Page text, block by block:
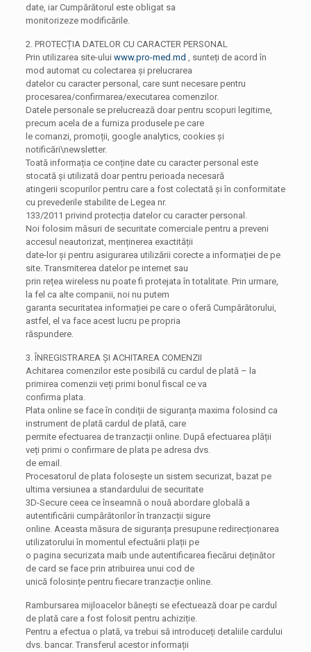
date, iar Cumpărătorul este obligat sa
monitorizeze modificările.
2. PROTECȚIA DATELOR CU CARACTER PERSONAL
Prin utilizarea site-ului www.pro-med.md , sunteți de acord în
mod automat cu colectarea și prelucrarea
datelor cu caracter personal, care sunt necesare pentru
procesarea/confirmarea/executarea comenzilor.
Datele personale se prelucrează doar pentru scopuri legitime,
precum acela de a furniza produsele pe care
le comanzi, promoții, google analytics, cookies și
notificări\newsletter.
Toată informația ce conține date cu caracter personal este
stocată și utilizată doar pentru perioada necesară
atingerii scopurilor pentru care a fost colectată și în conformitate
cu prevederile stabilite de Legea nr.
133/2011 privind protecția datelor cu caracter personal.
Noi folosim măsuri de securitate comerciale pentru a preveni
accesul neautorizat, menținerea exactității
date-lor și pentru asigurarea utilizării corecte a informației de pe
site. Transmiterea datelor pe internet sau
prin rețea wireless nu poate fi protejata în totalitate. Prin urmare,
la fel ca alte companii, noi nu putem
garanta securitatea informației pe care o oferă Cumpărătorului,
astfel, el va face acest lucru pe propria
răspundere.
3. ÎNREGISTRAREA ȘI ACHITAREA COMENZII
Achitarea comenzilor este posibilă cu cardul de plată – la
primirea comenzii veți primi bonul fiscal ce va
confirma plata.
Plata online se face în condiții de siguranța maxima folosind ca
instrument de plată cardul de plată, care
permite efectuarea de tranzacții online. După efectuarea plății
veți primi o confirmare de plata pe adresa dvs.
de email.
Procesatorul de plata folosește un sistem securizat, bazat pe
ultima versiunea a standardului de securitate
3D-Secure ceea ce înseamnă o nouă abordare globală a
autentificării cumpărătorilor în tranzacții sigure
online. Aceasta măsura de siguranța presupune redirecționarea
utilizatorului în momentul efectuării plații pe
o pagina securizata maib unde autentificarea fiecărui deținător
de card se face prin atribuirea unui cod de
unică folosințe pentru fiecare tranzacție online.
Rambursarea mijloacelor bănești se efectuează doar pe cardul
de plată care a fost folosit pentru achiziție.
Pentru a efectua o plată, va trebui să introduceți detaliile cardului
dvs. bancar. Transferul acestor informații